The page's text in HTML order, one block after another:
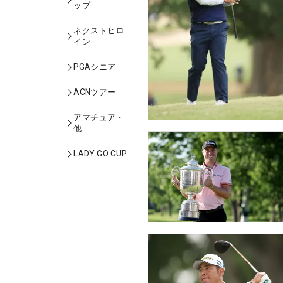
ップ
ネクストヒロ
イン
PGAシニア
ACNツアー
アマチュア・
他
LADY GO CUP